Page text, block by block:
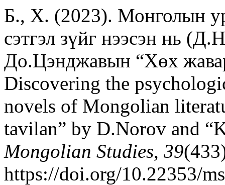
Б., Х. (2023). Монголын
сэтгэл зүйг нээсэн нь
До.Цэнджавын “Хөх
Discovering the
novels of Mongolian
tavilan” by D.Norov and
Mongolian Studies, 39
https://doi.org/10.22353/